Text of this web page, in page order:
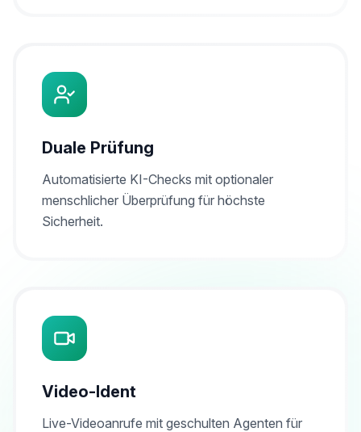
Duale Prüfung
Automatisierte KI-Checks mit optionaler
menschlicher Überprüfung für höchste
Sicherheit.
Video-Ident
Live-Videoanrufe mit geschulten Agenten für